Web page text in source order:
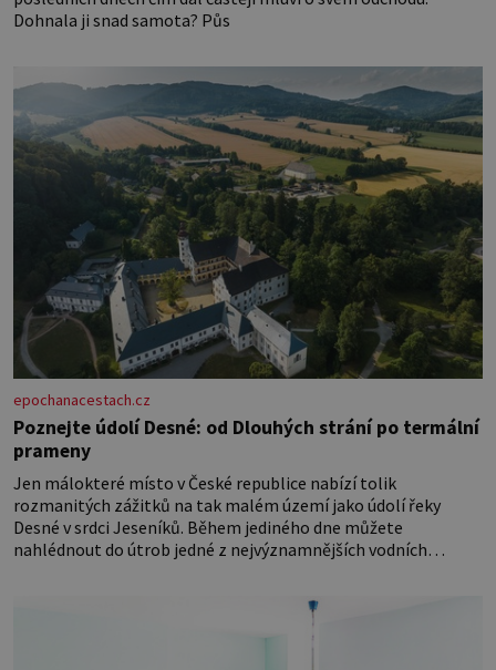
Dohnala ji snad samota? Půs
epochanacestach.cz
Poznejte údolí Desné: od Dlouhých strání po termální
prameny
Jen málokteré místo v České republice nabízí tolik
rozmanitých zážitků na tak malém území jako údolí řeky
Desné v srdci Jeseníků. Během jediného dne můžete
nahlédnout do útrob jedné z nejvýznamnějších vodních